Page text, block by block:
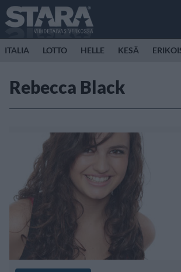
ITALIA LOTTO HELLE KESÄ
Rebecca Black